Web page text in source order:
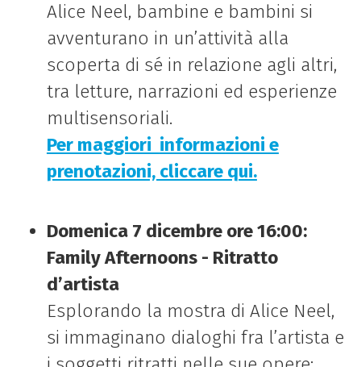
Alice Neel, bambine e bambini si
avventurano in un’attività alla
scoperta di sé in relazione agli altri,
tra letture, narrazioni ed esperienze
multisensoriali.
Per maggiori informazioni e
prenotazioni, cliccare qui.
Domenica 7 dicembre ore 16:00:
Family Afternoons - Ritratto
d’artista
Esplorando la mostra di Alice Neel,
si immaginano dialoghi fra l’artista e